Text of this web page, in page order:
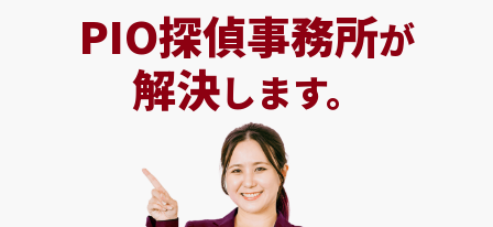
PIO探偵事務所が
解決します。